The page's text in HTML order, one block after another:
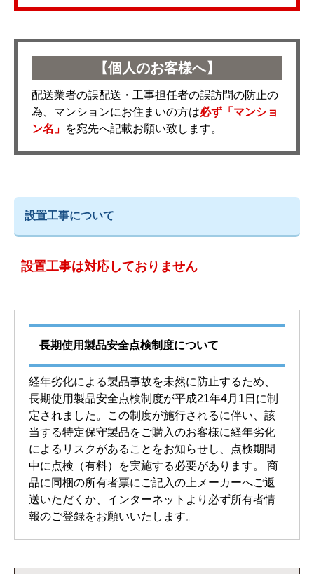
【個人のお客様へ】
配送業者の誤配送・工事担任者の誤訪問の防止の
為、マンションにお住まいの方は必ず「マンショ
ン名」 を宛先へ記載お願い致します。
設置工事について
設置工事は対応しておりません
長期使用製品安全点検制度について
経年劣化による製品事故を未然に防止するため、
長期使用製品安全点検制度が平成21年4月1日に制
定されました。この制度が施行されるに伴い、該
当する特定保守製品をご購入のお客様に経年劣化
によるリスクがあることをお知らせし、点検期間
中に点検（有料）を実施する必要があります。 商
品に同梱の所有者票にご記入の上メーカーへご返
送いただくか、インターネットより必ず所有者情
報のご登録をお願いいたします。